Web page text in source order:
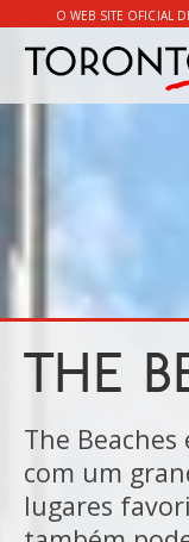
O WEB SITE OFICIAL
THE
The
com um
lugares